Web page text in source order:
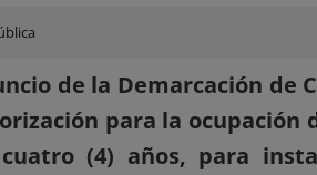
de la Demarcación de
para la ocupación
(4) años, para